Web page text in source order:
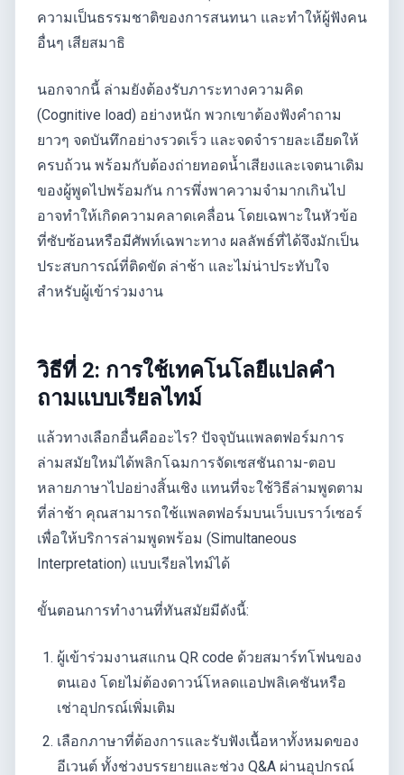
ความเป็นธรรมชาติของการสนทนา และทำให้ผู้ฟังคน
อื่นๆ เสียสมาธิ
นอกจากนี้ ล่ามยังต้องรับภาระทางความคิด
(Cognitive load) อย่างหนัก พวกเขาต้องฟังคำถาม
ยาวๆ จดบันทึกอย่างรวดเร็ว และจดจำรายละเอียดให้
ครบถ้วน พร้อมกับต้องถ่ายทอดน้ำเสียงและเจตนาเดิม
ของผู้พูดไปพร้อมกัน การพึ่งพาความจำมากเกินไป
อาจทำให้เกิดความคลาดเคลื่อน โดยเฉพาะในหัวข้อ
ที่ซับซ้อนหรือมีศัพท์เฉพาะทาง ผลลัพธ์ที่ได้จึงมักเป็น
ประสบการณ์ที่ติดขัด ล่าช้า และไม่น่าประทับใจ
สำหรับผู้เข้าร่วมงาน
วิธีที่ 2: การใช้เทคโนโลยีแปลคำ
ถามแบบเรียลไทม์
แล้วทางเลือกอื่นคืออะไร? ปัจจุบันแพลตฟอร์มการ
ล่ามสมัยใหม่ได้พลิกโฉมการจัดเซสชันถาม-ตอบ
หลายภาษาไปอย่างสิ้นเชิง แทนที่จะใช้วิธีล่ามพูดตาม
ที่ล่าช้า คุณสามารถใช้แพลตฟอร์มบนเว็บเบราว์เซอร์
เพื่อให้บริการล่ามพูดพร้อม (Simultaneous
Interpretation) แบบเรียลไทม์ได้
ขั้นตอนการทำงานที่ทันสมัยมีดังนี้:
ผู้เข้าร่วมงานสแกน QR code ด้วยสมาร์ทโฟนของ
ตนเอง โดยไม่ต้องดาวน์โหลดแอปพลิเคชันหรือ
เช่าอุปกรณ์เพิ่มเติม
เลือกภาษาที่ต้องการและรับฟังเนื้อหาทั้งหมดของ
อีเวนต์ ทั้งช่วงบรรยายและช่วง Q&A ผ่านอุปกรณ์